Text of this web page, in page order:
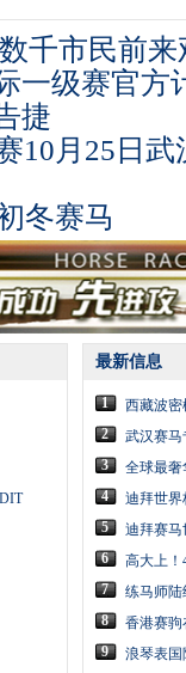
千市民前来
一级赛官方
捷
10月25日武
冬赛马
最新信息
1
西藏波密
2
武汉赛马
3
全球最奢
4
迪拜世界
5
迪拜赛马
6
高大上！
7
练马师陆
8
香港赛驹
9
浪琴表国